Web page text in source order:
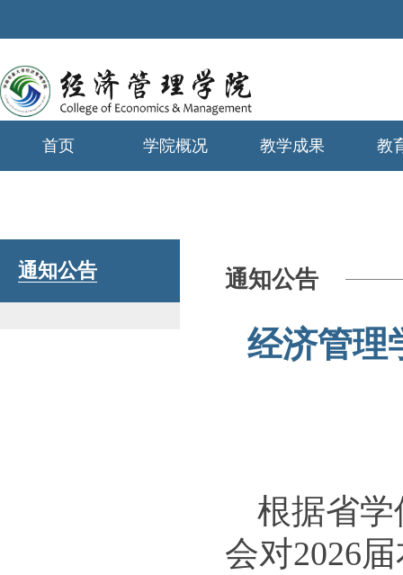
首页 学院概况 教学成果 教
通知公告 通知公告
经济管理
根据省
会对2026